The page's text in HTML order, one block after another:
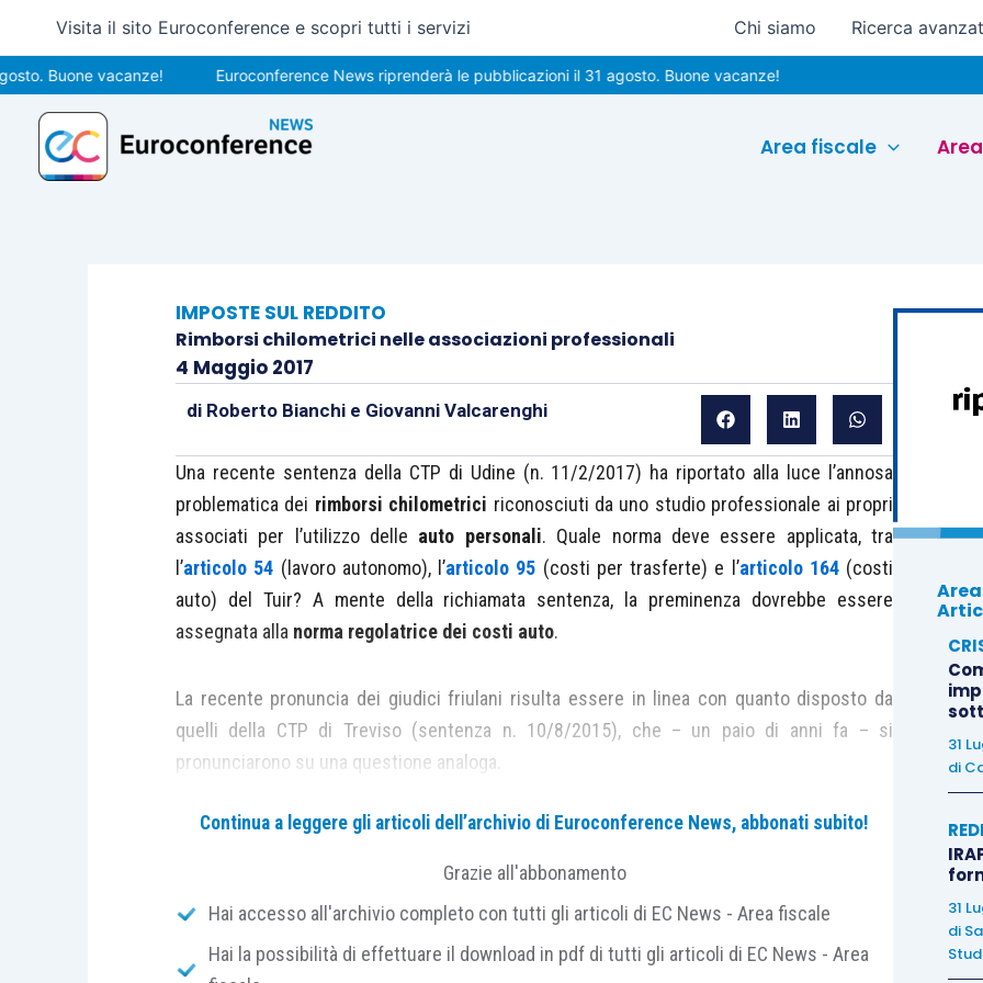
contenuto
Visita il sito Euroconference e scopri tutti i servizi Chi siamo Ricerca
vacanze! Euroconference News riprenderà le pubblicazioni il 31 agosto. Buone vacanze!
Area fiscale
IMPOSTE SUL REDDITO
Rimborsi chilometrici nelle associazioni professionali
4 Maggio 2017
di Roberto Bianchi e Giovanni Valcarenghi
Una recente sentenza della CTP di Udine (n. 11/2/2017) ha riportato alla luce l’annosa
problematica dei rimborsi chilometrici riconosciuti da uno studio professionale ai propri
associati per l’utilizzo delle auto personali. Quale norma deve essere applicata, tra
l’articolo 54 (lavoro autonomo), l’articolo 95 (costi per trasferte) e l’articolo 164(costi
auto) del Tuir? A mente della richiamata sentenza, la preminenza dovrebbe essere
assegnata alla norma regolatrice dei costi auto.
La recente pronuncia dei giudici friulani risulta essere in linea con quanto disposto da
quelli della CTP di Treviso (sentenza n. 10/8/2015), che – un paio di anni fa – si
pronunciarono su una questione analoga.
La vicenda sottoposta al vaglio della commissione riguarda degli avvocati organizzati in
proprie autovetture
l’Amministrazione finanziaria ha contestato ladeduzione integraledal reddito dei rimborsi
chilometrici riaddebitati allo studio associato.
Continua a leggere gli articoli dell’archivio di Euroconference News, abbonati subito!
Grazie all'abbonamento
Hai accesso all'archivio completo con tutti gli articoli di EC News - Area fiscale
Hai la possibilità di effettuare il download in pdf di tutti gli articoli di EC News - Area
31
di
31
di